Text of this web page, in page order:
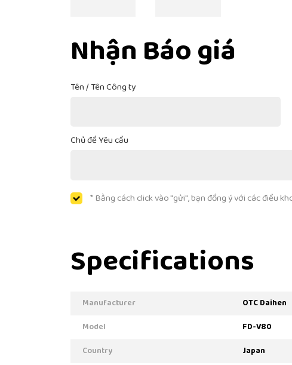
Nhận Báo giá
Tên / Tên Công ty
Chủ đề Yêu cầu
* Bằng cách click vào "gửi", bạn đồng ý với các điều
Specifications
Manufacturer
OTC Daihen
Model
FD-V80
Country
Japan